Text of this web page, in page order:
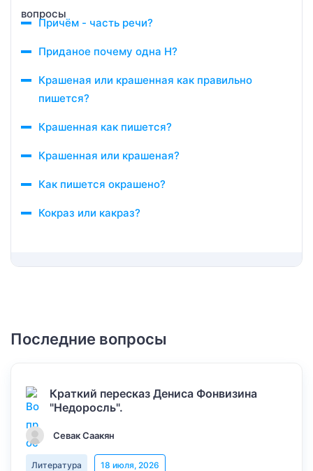
Причём - часть речи?
Приданое почему одна Н?
Крашеная или крашенная как правильно
пишется?
Крашенная как пишется?
Крашенная или крашеная?
Как пишется окрашено?
Кокраз или какраз?
Последние вопросы
Краткий пересказ Дениса Фонвизина
"Недоросль".
Севак Саакян
Литература 18 июля, 2026